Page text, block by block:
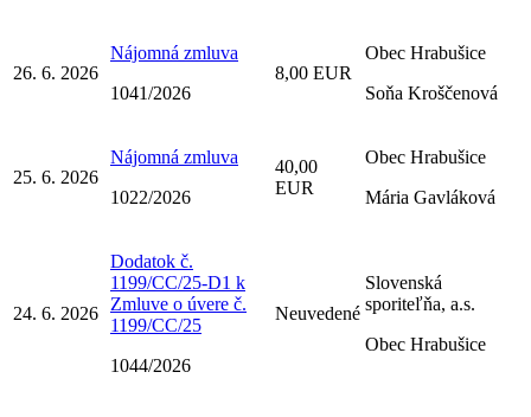
26. 6. 2026
Nájomná zmluva
1041/2026
8,00 EUR
Obec Hrabušice
Soňa Kroščenová
25. 6. 2026
Nájomná zmluva
1022/2026
40,00
EUR
Obec Hrabušice
Mária Gavláková
24. 6. 2026
Dodatok č.
1199/CC/25-D1 k
Zmluve o úvere č.
1199/CC/25
1044/2026
Neuvedené
Slovenská
sporiteľňa, a.s.
Obec Hrabušice